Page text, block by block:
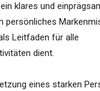
klares und
persönliches
Leitfaden für alle
dient.
eines starken